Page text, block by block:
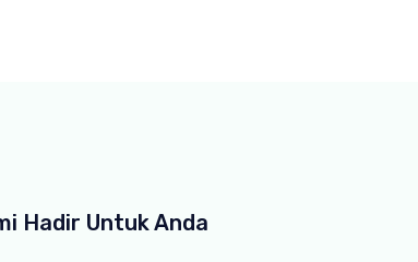
Hadir Untuk Anda